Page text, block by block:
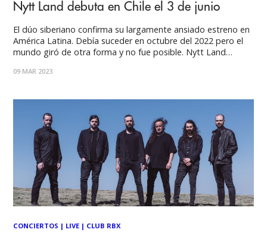
Nytt Land debuta en Chile el 3 de junio
El dúo siberiano confirma su largamente ansiado estreno en
América Latina. Debía suceder en octubre del 2022 pero el
mundo giró de otra forma y no fue posible. Nytt Land
venir y este 3 de junio en Club RBX finalmente llegarán a
09 MAR 2023
CONCIERTOS | LIVE | CLUB RBX